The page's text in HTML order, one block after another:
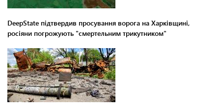
DeepState підтвердив просування ворога на Харківщині,
росіяни погрожують "смертельним трикутником"